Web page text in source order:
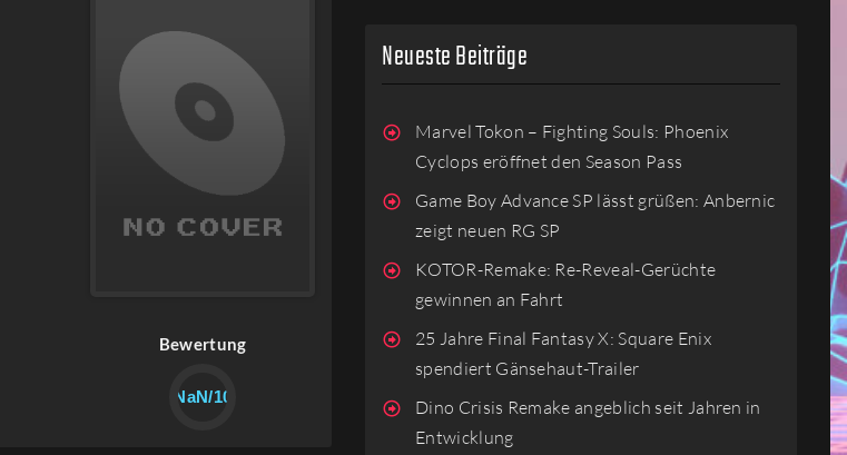
Bewertung
NaN/10
Neueste Beiträge
Marvel Tokon – Fighting Souls: Phoenix
Cyclops eröffnet den Season Pass
Game Boy Advance SP lässt grüßen: Anbernic
zeigt neuen RG SP
KOTOR-Remake: Re-Reveal-Gerüchte
gewinnen an Fahrt
25 Jahre Final Fantasy X: Square Enix
spendiert Gänsehaut-Trailer
Dino Crisis Remake angeblich seit Jahren in
Entwicklung